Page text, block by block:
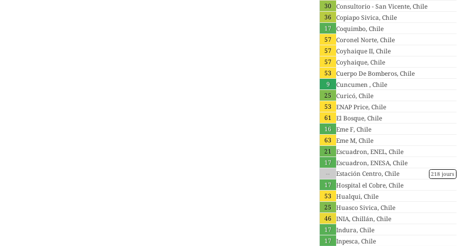
30 Consultorio - San Vicente, Chile
36 Copiapo Sivica, Chile
17 Coquimbo, Chile
57 Coronel Norte, Chile
57 Coyhaique II, Chile
57 Coyhaique, Chile
53 Cuerpo De Bomberos, Chile
9
Cuncumen , Chile
25 Curicó, Chile
53 ENAP Price, Chile
61 El Bosque, Chile
16 Eme F, Chile
63 Eme M, Chile
21 Escuadron, ENEL, Chile
17 Escuadron, ENESA, Chile
--
218 jours
Estación Centro, Chile
17 Hospital el Cobre, Chile
53 Hualqui, Chile
25 Huasco Sivica, Chile
46 INIA, Chillán, Chile
17 Indura, Chile
17 Inpesca, Chile